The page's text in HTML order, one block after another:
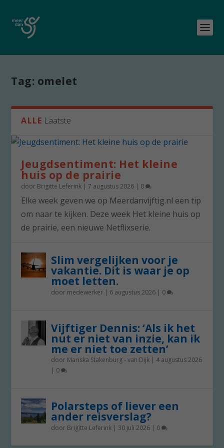
Tag: omelet
ALLE Laatste
Jeugdsentiment: Het kleine
huis op de prairie
door Brigitte Leferink |7 augustus 2026 | 0
Elke week geven we op Meerdanvijftig.nl een tip
om naar te kijken. Deze week Het kleine huis op
de prairie, een nieuwe Netflixserie.
Slim vergelijken voor je
vakantie. Dit is waar je op
moet letten.
door medewerker | 6 augustus 2026 | 0
Vijftiger Dennis: ‘Als ik het
nut er niet van inzie, kan ik
me er niet toe zetten’
door Mariska Stakenburg - van Dijk | 4 augustus 2026
| 0
Polarsteps of liever een
ander reisverslag?
door Brigitte Leferink | 30 juli 2026 | 0